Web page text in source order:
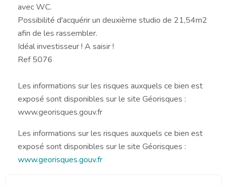
avec WC.
Possibilité d'acquérir un deuxième studio de 21,54m2
afin de les rassembler.
Idéal investisseur ! A saisir !
Ref 5076
Les informations sur les risques auxquels ce bien est
exposé sont disponibles sur le site Géorisques :
www.georisques.gouv.fr
Les informations sur les risques auxquels ce bien est
exposé sont disponibles sur le site Géorisques :
www.georisques.gouv.fr